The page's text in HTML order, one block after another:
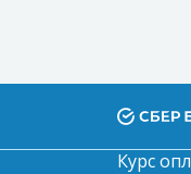
Курс